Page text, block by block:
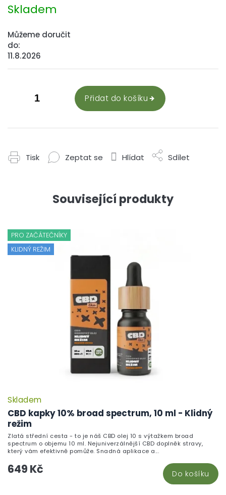
cena:
Skladem
Můžeme doručit
do:
11.8.2026
Přidat do košíku
Tisk Zeptat se Hlídat Sdílet
Související produkty
PRO ZAČÁTEČNÍKY
KLIDNÝ REŽIM
CBD kapky 10% broad spectrum, 10 ml - Klidný
režim
Skladem
649 Kč Do košíku
Zlatá střední cesta - to je náš CBD olej 10 s výtažkem broad
spectrum o objemu 10 ml. Nejuniverzálnější CBD doplněk stravy,
který vám efektivně pomůže. Snadná aplikace a...